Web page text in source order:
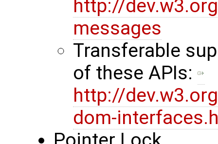
http://
messages
Transferable
of these APIs:
http://
dom-